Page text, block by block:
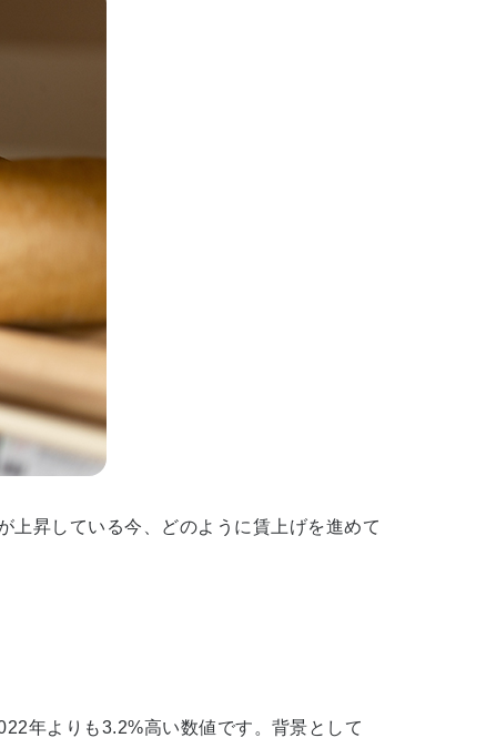
昇している今、どのように賃上げを進めて
年よりも3.2%高い数値です。背景として